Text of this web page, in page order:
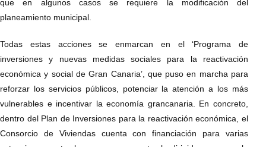
que en algunos casos se requiere la modificación del
planeamiento municipal.
Todas estas acciones se enmarcan en el ‘Programa de
inversiones y nuevas medidas sociales para la reactivación
económica y social de Gran Canaria’, que puso en marcha para
reforzar los servicios públicos, potenciar la atención a los más
vulnerables e incentivar la economía grancanaria. En concreto,
dentro del Plan de Inversiones para la reactivación económica, el
Consorcio de Viviendas cuenta con financiación para varias